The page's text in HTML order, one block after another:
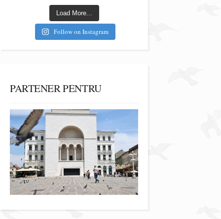
Load More...
Follow on Instagram
PARTENER PENTRU